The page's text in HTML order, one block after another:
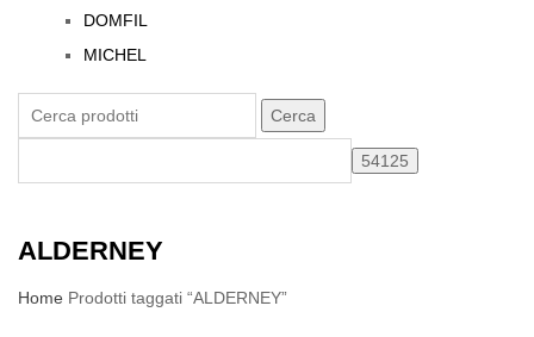
DOMFIL
MICHEL
Cerca
ALDERNEY
Home Prodotti taggati “ALDERNEY”